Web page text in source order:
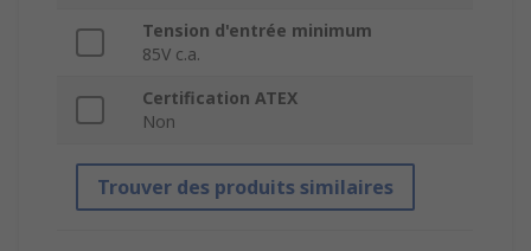
Tension d'entrée minimum
85V c.a.
Certification ATEX
Non
Trouver des produits similaires